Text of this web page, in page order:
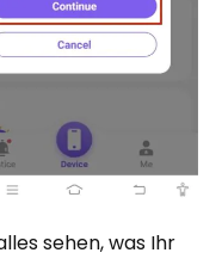
sehen, was Ihr